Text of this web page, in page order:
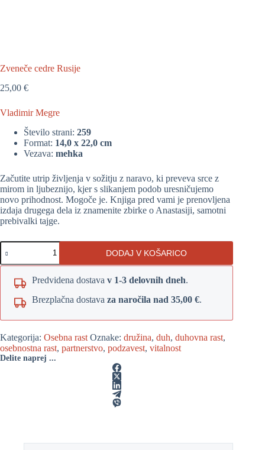
Zveneče cedre Rusije
25,00 €
Vladimir Megre
Število strani: 259
Format: 14,0 x 22,0 cm
Vezava: mehka
Začutite utrip življenja v sožitju z naravo, ki preveva srce z
mirom in ljubeznijo, kjer s slikanjem podob uresničujemo
novo prihodnost. Mogoče je. Knjiga pred vami je prenovljena
izdaja drugega dela iz znamenite zbirke o Anastasiji, samotni
prebivalki tajge.
Zveneče
cedre
Rusije
DODAJ V KOŠARICO
Predvidena dostava v 1-3 delovnih dneh.
Brezplačna dostava za naročila nad 35,00 €.
Kategorija: Osebna rast Oznake: družina, duh, duhovna rast,
osebnostna rast, partnerstvo, podzavest, vitalnost
Delite naprej ...